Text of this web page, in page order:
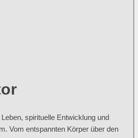
spirituelle Entwicklung und
Vom entspannten Körper über den